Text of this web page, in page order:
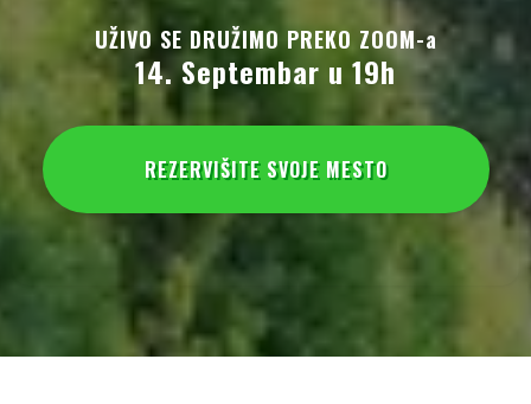
UŽIVO SE DRUŽIMO PREKO ZOOM-a
14. Septembar u 19h
REZERVIŠITE SVOJE MESTO